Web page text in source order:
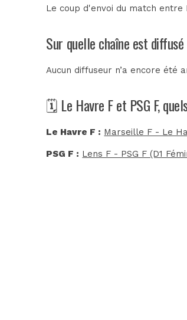
Le coup d'envoi du match
Sur quelle chaîne est
Aucun diffuseur n’a encore été
🗓️ Le Havre F et PSG F,
Le Havre F : Marseille F - Le
PSG F : Lens F - PSG F (D1